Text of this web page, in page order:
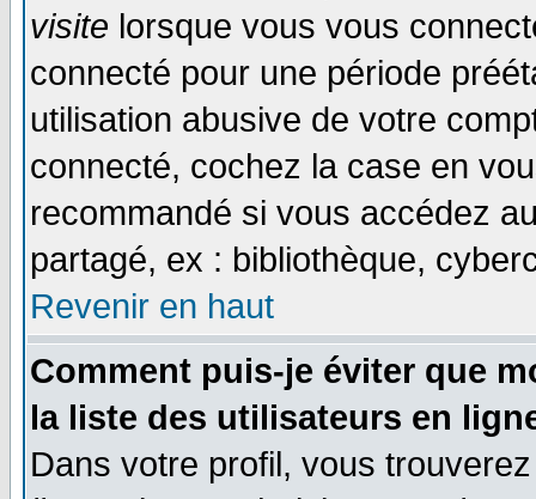
visite lorsque vous vous
connecté pour une période
utilisation abusive de votre
connecté, cochez la case en
recommandé si vous accédez
partagé, ex : bibliothèque,
Revenir en haut
Comment puis-je éviter que
la liste des utilisateurs en
Dans votre profil, vous